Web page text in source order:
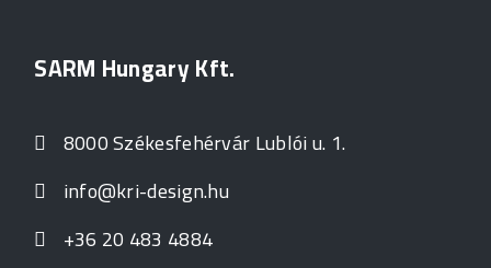
SARM Hungary Kft.
8000 Székesfehérvár Lublói u. 1.
info@kri-design.hu
+36 20 483 4884